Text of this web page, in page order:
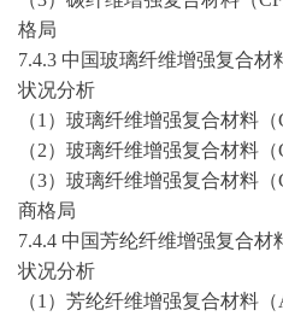
格局
7.4.3 中国玻璃纤维增强复合
状况分析
（1）玻璃纤维增强复合材料（
（2）玻璃纤维增强复合材料
（3）玻璃纤维增强复合材料
商格局
7.4.4 中国芳纶纤维增强复合
状况分析
（1）芳纶纤维增强复合材料（